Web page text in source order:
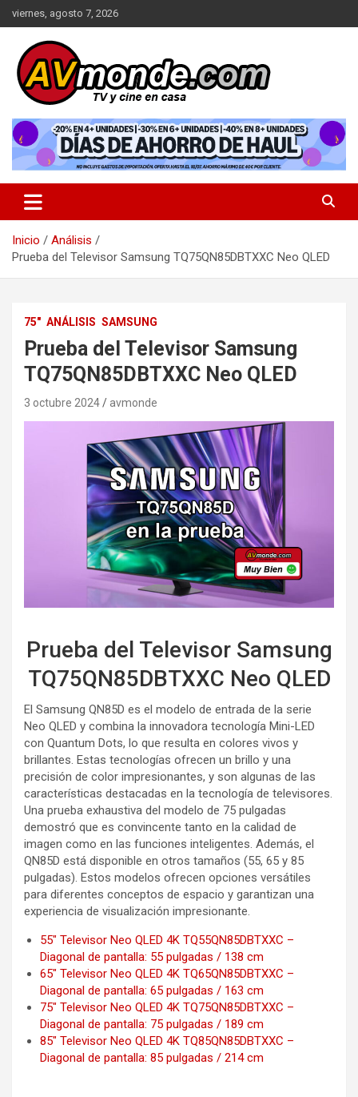
Saltar
al
contenido
viernes, agosto 7, 2026
AVMonde.com | Descubre las
Últimas Pruebas en Televisores
y Cine en Casa
Inicio
Análisis
Prueba del Televisor Samsung TQ75QN85DBTXXC Neo QLED
75" ANÁLISIS SAMSUNG
Prueba del Televisor Samsung
TQ75QN85DBTXXC Neo QLED
3 octubre 2024 avmonde
Prueba del Televisor Samsung
TQ75QN85DBTXXC Neo QLED
El Samsung QN85D es el modelo de entrada de la serie
Neo QLED y combina la innovadora tecnología Mini-LED
con Quantum Dots, lo que resulta en colores vivos y
brillantes. Estas tecnologías ofrecen un brillo y una
precisión de color impresionantes, y son algunas de las
características destacadas en la tecnología de televisores.
Una prueba exhaustiva del modelo de 75 pulgadas
demostró que es convincente tanto en la calidad de
imagen como en las funciones inteligentes. Además, el
QN85D está disponible en otros tamaños (55, 65 y 85
pulgadas). Estos modelos ofrecen opciones versátiles
para diferentes conceptos de espacio y garantizan una
experiencia de visualización impresionante.
55″ Televisor Neo QLED 4K TQ55QN85DBTXXC –
Diagonal de pantalla: 55 pulgadas / 138 cm
65″ Televisor Neo QLED 4K TQ65QN85DBTXXC –
Diagonal de pantalla: 65 pulgadas / 163 cm
75″ Televisor Neo QLED 4K TQ75QN85DBTXXC –
Diagonal de pantalla: 75 pulgadas / 189 cm
85″ Televisor Neo QLED 4K TQ85QN85DBTXXC –
Diagonal de pantalla: 85 pulgadas / 214 cm